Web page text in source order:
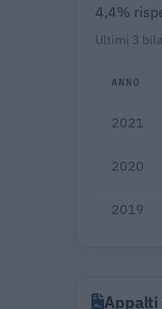
4,4%
Ultimi 3
ANNO
2021
2020
2019